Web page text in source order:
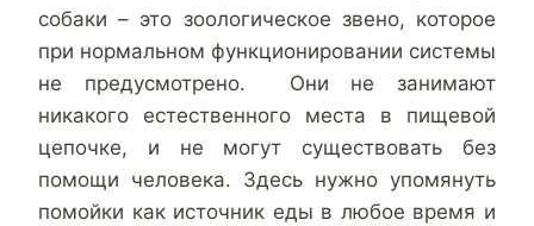
собаки – это зоологическое звено, которое
при нормальном функционировании системы
не предусмотрено. Они не занимают
никакого естественного места в пищевой
цепочке, и не могут существовать без
помощи человека. Здесь нужно упомянуть
помойки как источник еды в любое время и